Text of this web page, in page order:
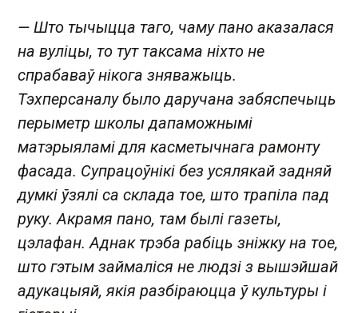
— Што тычыцца таго, чаму пано аказалася
на вуліцы, то тут таксама ніхто не
спрабаваў нікога зняважыць.
Тэхперсаналу было даручана забяспечыць
перыметр школы дапаможнымі
матэрыяламі для касметычнага рамонту
фасада. Супрацоўнікі без усялякай задняй
думкі ўзялі са склада тое, што трапіла пад
руку. Акрамя пано, там былі газеты,
цэлафан. Аднак трэба рабіць зніжку на тое,
што гэтым займаліся не людзі з вышэйшай
адукацыяй, якія разбіраюцца ў культуры і